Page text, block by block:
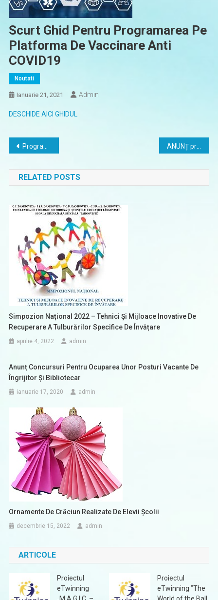
Scurt Ghid Pentru Programarea Pe
Platforma De Vaccinare Anti
COVID19
Noutati
Ianuarie 21, 2021 Admin
DESCHIDE AICI GHIDUL
Navigare
în
articole
Programare pentru vaccinare împotriva coronavirus (Covid-19)
RELATED POSTS
Simpozion Național 2022 – Tehnici Și Mijloace Inovative De
Recuperare A Tulburărilor Specifice De Învățare
aprilie 4, 2022 admin
Anunț Concursuri Pentru Ocuparea Unor Posturi Vacante De
Îngrijitor Și Bibliotecar
ianuarie 17, 2020 admin
Ornamente De Crăciun Realizate De Elevii Școlii
decembrie 15, 2022 admin
ARTICOLE
Proiectul
eTwinning
Proiectul
eTwinning ”The